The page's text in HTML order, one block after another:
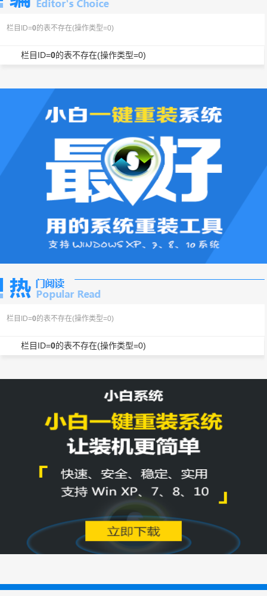
栏目ID=0的表不存在(操作类型=0)
栏目ID=0的表不存在(操作类型=0)
栏目ID=0的表不存在(操作类型=0)
栏目ID=0的表不存在(操作类型=0)